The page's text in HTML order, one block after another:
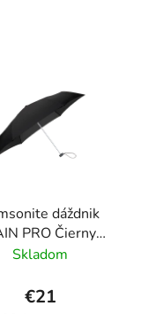
dáždnik
PRO Čierny
manuálny
Skladom
€21